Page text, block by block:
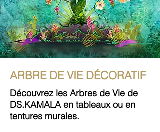
ARBRE DE VIE DÉCORATIF
Découvrez les Arbres de Vie de
DS.KAMALA en tableaux ou en
tentures murales.